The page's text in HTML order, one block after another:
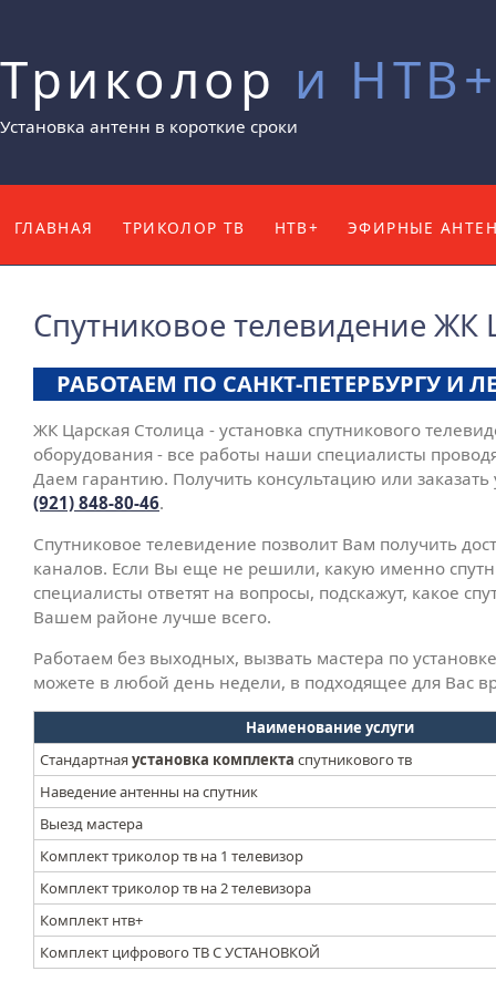
Триколор и
Установка антенн в короткие сроки
ГЛАВНАЯ ТРИКОЛОР ТВ НТВ+ ЭФИРНЫЕ
Спутниковое телевидение ЖК
РАБОТАЕМ ПО САНКТ-ПЕТЕРБУРГУ И
ЖК Царская Столица - установка спутникового
оборудования - все работы наши специалисты
Даем гарантию. Получить консультацию или
(921) 848-80-46.
Спутниковое телевидение позволит Вам получить
каналов. Если Вы еще не решили, какую именно
специалисты ответят на вопросы, подскажут, какое
Вашем районе лучше всего.
Работаем без выходных, вызвать мастера по
можете в любой день недели, в подходящее для Вас
Наименование услуги
Стандартнаяустановка комплекта спутникового тв
Наведение антенны на спутник
Выезд мастера
Комплект триколор тв на 1 телевизор
Комплект триколор тв на 2 телевизора
Комплект нтв+
Комплект цифрового ТВ С УСТАНОВКОЙ